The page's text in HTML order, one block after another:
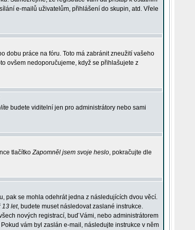
e-mailů uživatelům, přihlášení do skupin, atd. Vřele
dobu práce na fóru. Toto má zabránit zneužití vašeho
ovšem nedoporučujeme, když se přihlašujete z
budete viditelní jen pro administrátory nebo sami
tlačítkoZapomněl jsem svoje heslo, pokračujte dle
pak se mohla odehrát jedna z následujících dvou věcí.
13 let, budete muset následovat zaslané instrukce.
nových registrací, buď Vámi, nebo administrátorem
vám byl zaslán e-mail, následujte instrukce v něm